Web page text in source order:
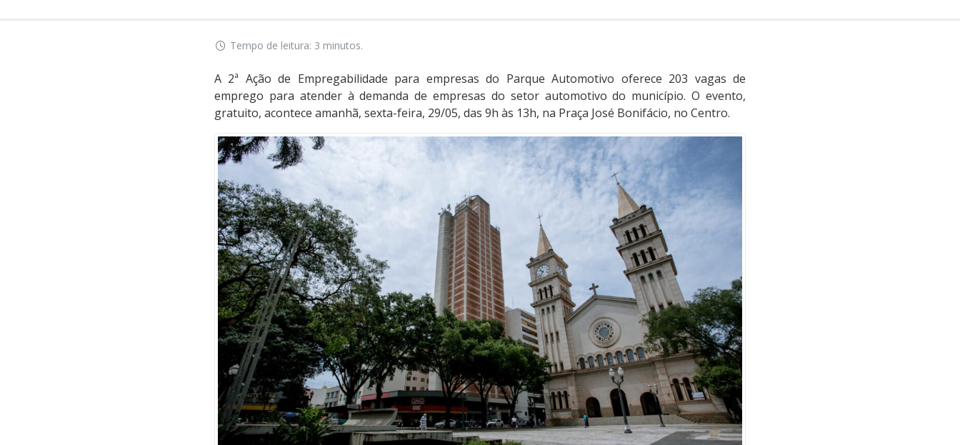
Tempo de leitura: 3 minutos.
A 2ª Ação de Empregabilidade para empresas do Parque Automotivo oferece 203 vagas de
emprego para atender à demanda de empresas do setor automotivo do município. O evento,
gratuito, acontece amanhã, sexta-feira, 29/05, das 9h às 13h, na Praça José Bonifácio, no Centro.